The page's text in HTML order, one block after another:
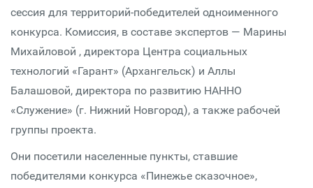
сессия для территорий-победителей одноименного
конкурса. Комиссия, в составе экспертов — Марины
Михайловой , директора Центра социальных
технологий «Гарант» (Архангельск) и Аллы
Балашовой, директора по развитию НАННО
«Служение» (г. Нижний Новгород), а также рабочей
группы проекта.
Они посетили населенные пункты, ставшие
победителями конкурса «Пинежье сказочное»,